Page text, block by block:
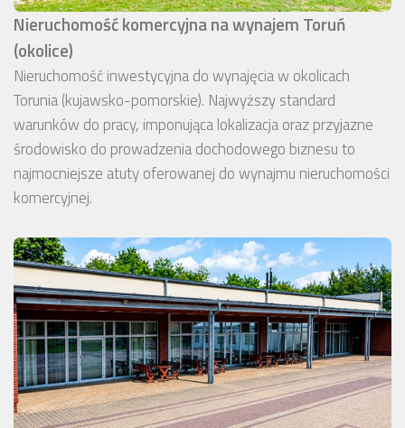
Nieruchomość komercyjna na wynajem Toruń
(okolice)
Nieruchomość inwestycyjna do wynajęcia w okolicach
Torunia (kujawsko-pomorskie). Najwyższy standard
warunków do pracy, imponująca lokalizacja oraz przyjazne
środowisko do prowadzenia dochodowego biznesu to
najmocniejsze atuty oferowanej do wynajmu nieruchomości
komercyjnej.